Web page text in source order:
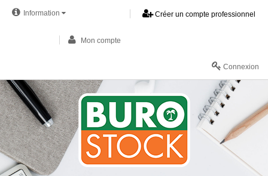
Information Créer un compte professionnel
Mon compte
Connexion